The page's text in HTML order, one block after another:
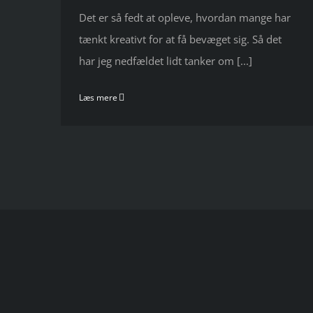
Det er så fedt at opleve, hvordan mange har
tænkt kreativt for at få bevæget sig. Så det
har jeg nedfældet lidt tanker om [...]
Læs mere